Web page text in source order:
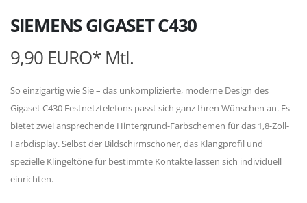
SIEMENS GIGASET C430
9,90 EURO* Mtl.
So einzigartig wie Sie – das unkomplizierte, moderne Design des
Gigaset C430 Festnetztelefons passt sich ganz Ihren Wünschen an. Es
bietet zwei ansprechende Hintergrund-Farbschemen für das 1,8-Zoll-
Farbdisplay. Selbst der Bildschirmschoner, das Klangprofil und
spezielle Klingeltöne für bestimmte Kontakte lassen sich individuell
einrichten.